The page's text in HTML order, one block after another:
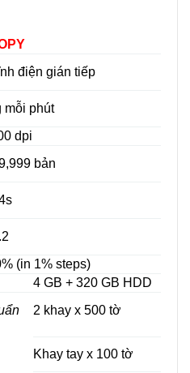
điện gián tiếp
mỗi phút
dpi
bản
(in 1% steps)
4 GB + 320 GB HDD
2 khay x 500 tờ
Khay tay x 100 tờ